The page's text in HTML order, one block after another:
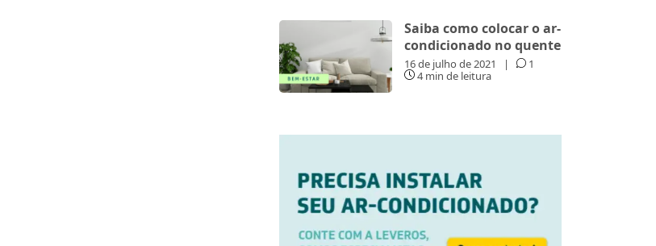
Saiba como colocar o ar-
condicionado no quente
16 de julho de 2021 |
1
4 min de leitura